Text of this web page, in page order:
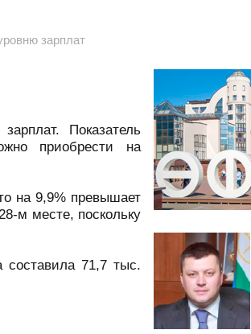
зарплат
Показатель
приобрести на
на 9,9% превышает
м месте, поскольку
составила 71,7 тыс.